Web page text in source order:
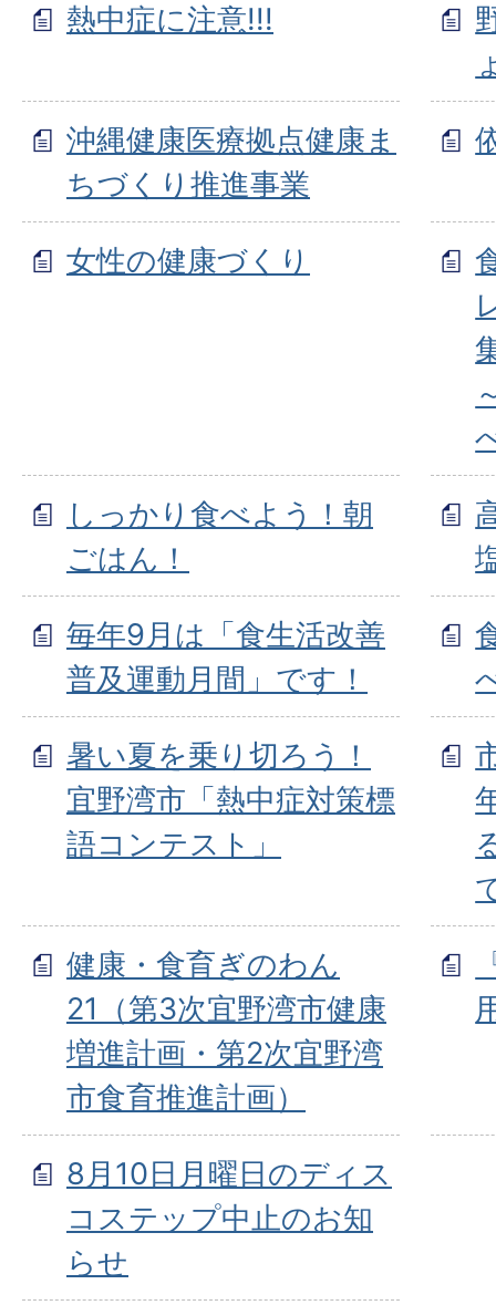
熱中症に注意!!!
沖縄健康医療拠点健康ま
ちづくり推進事業
女性の健康づくり
しっかり食べよう！朝
ごはん！
毎年9月は「食生活改善
普及運動月間」です！
暑い夏を乗り切ろう！
宜野湾市「熱中症対策標
語コンテスト」
健康・食育ぎのわん
21（第3次宜野湾市健康
増進計画・第2次宜野湾
市食育推進計画）
8月10日月曜日のディス
コステップ中止のお知
らせ